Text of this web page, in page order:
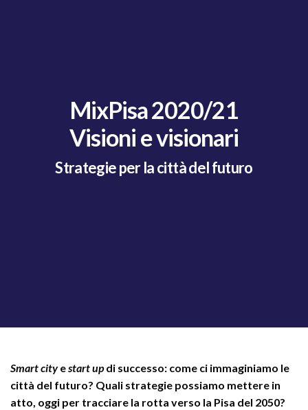
MixPisa 2020/21
Visioni e visionari
Strategie per la città del futuro
Smart cityestart updi successo: come ci immaginiamo le
città del futuro? Quali strategie possiamo mettere in
atto, oggi per tracciare la rotta verso la Pisa del 2050?